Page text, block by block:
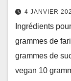
4 JANVIER
Ingrédients
grammes de
grammes de
vegan 10